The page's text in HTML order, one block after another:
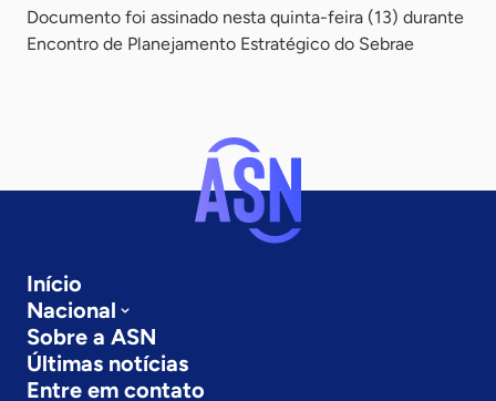
Documento foi assinado nesta quinta-feira (13) durante
Encontro de Planejamento Estratégico do Sebrae
Início
Nacional
Sobre a ASN
Últimas notícias
Entre em contato